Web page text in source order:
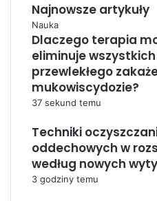
Najnowsze artykuły
Nauka
Dlaczego terapia
eliminuje
przewlekłego
mukowiscydozie?
37 sekund temu
Techniki
oddechowych w
według nowych
3 godziny temu